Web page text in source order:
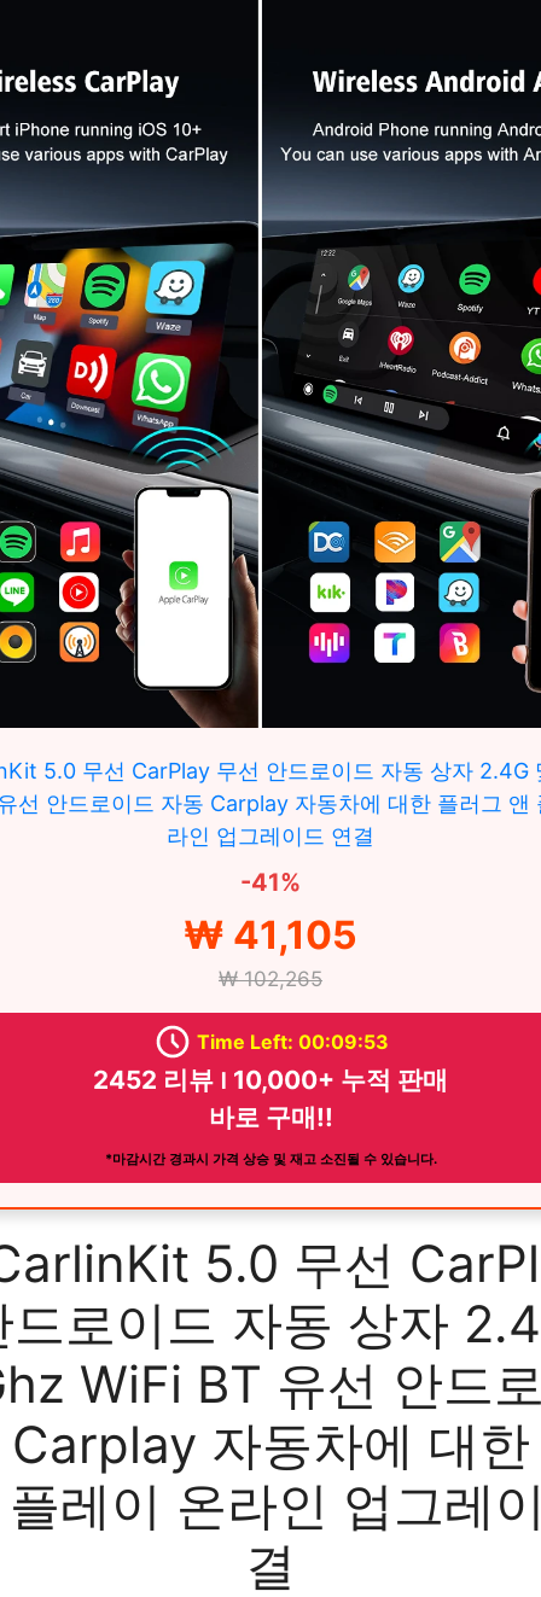
5.0 무선 CarPlay 무선 안드로이드 자동 상자 2.4G
선 안드로이드 자동 Carplay 자동차에 대한 플러그 앤
라인 업그레이드 연결
-41%
₩ 41,105
₩ 102,265
Time Left: 00:09:51
2452 리뷰 ౹ 10,000+ 누적 판매
바로 구매!!
*마감시간 경과시 가격 상승 및 재고 소진될 수 있습니다.
5.0 무선
드로이드 자동 상자
WiFi BT 유선 안드
자동차에 대
레이 온라인 업그레
결